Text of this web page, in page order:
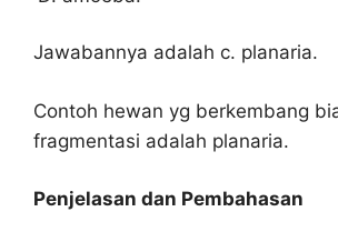
Jawabannya adalah c. planaria.
Contoh hewan yg berkembang
fragmentasi adalah planaria.
Penjelasan dan Pembahasan